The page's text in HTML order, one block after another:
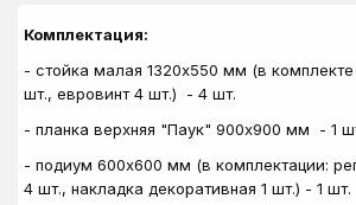
Комплектация:
- стойка малая 1320х550 мм (в комплекте
шт., евровинт 4 шт.) - 4 шт.
- планка верхняя "Паук" 900х900 мм - 1
- подиум 600х600 мм (в комплектации:
4 шт., накладка декоративная 1 шт.) - 1 шт.